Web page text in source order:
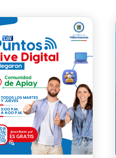
Taller